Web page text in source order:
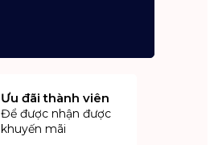
Ưu đãi thành viên
Để được nhận được
khuyến mãi